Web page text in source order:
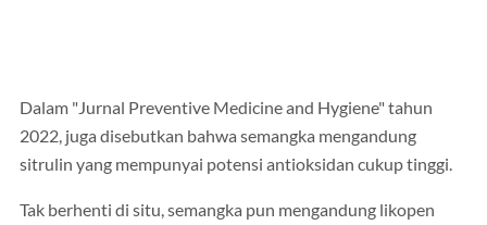
Dalam "Jurnal Preventive Medicine and Hygiene" tahun
2022, juga disebutkan bahwa semangka mengandung
sitrulin yang mempunyai potensi antioksidan cukup tinggi.
Tak berhenti di situ, semangka pun mengandung likopen